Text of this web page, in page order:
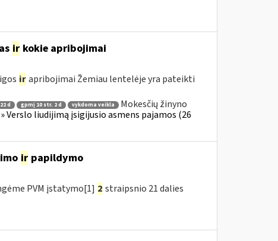
irkokie apribojimai
ir apribojimai Žemiau lentelėje yra pateikti
d gpmį 10 str. 2 d vykdoma veikla
Mokesčių žinyno
Verslo liudijimą įsigijusio asmens pajamos (26
irpapildymo
PVM įstatymo[1] 2 straipsnio 21 dalies